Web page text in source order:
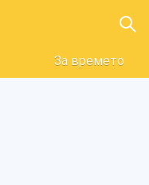
За времето